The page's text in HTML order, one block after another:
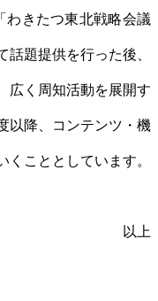
わきたつ東北戦略会議
話題提供を行った後、
広く周知活動を展開す
以降、コンテンツ・機
こととしています。
以上